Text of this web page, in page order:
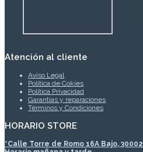
Atención al cliente
Aviso Legal
Política de Cokies
Política Privacidad
Garantías y reparaciones
Términos y Condiciones
HORARIO STORE
*Calle Torre de Romo 16A Bajo, 30002